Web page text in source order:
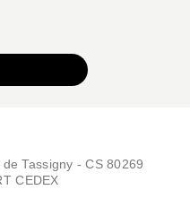
Tassigny - CS 80269
CEDEX